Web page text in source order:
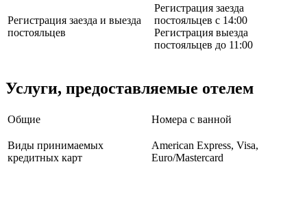
Регистрация заезда и выезда
постояльцев
Регистрация заезда
постояльцев с 14:00
Регистрация выезда
постояльцев до 11:00
Услуги, предоставляемые отелем
Общие Номера с ванной
Виды принимаемых
кредитных карт
American Express, Visa,
Euro/Mastercard